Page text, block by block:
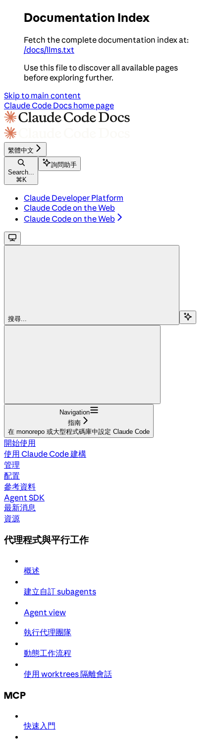
Documentation Index
Fetch the complete documentation index at:
/docs/llms.txt
Use this file to discover all available pages
before exploring further.
Skip to main content
Claude Code Docs home page
繁體中文
Search...
⌘ K
詢問助手
Claude Developer Platform
Claude Code on the Web
Claude Code on the Web
搜尋...
Navigation
指南
在 monorepo 或大型程式碼庫中設定 Claude Code
開始使用
使用 Claude Code 建構
管理
配置
參考資料
Agent SDK
最新消息
資源
代理程式與平行工作
概述
建立自訂 subagents
Agent view
執行代理團隊
動態工作流程
使用 worktrees 隔離會話
MCP
快速入門